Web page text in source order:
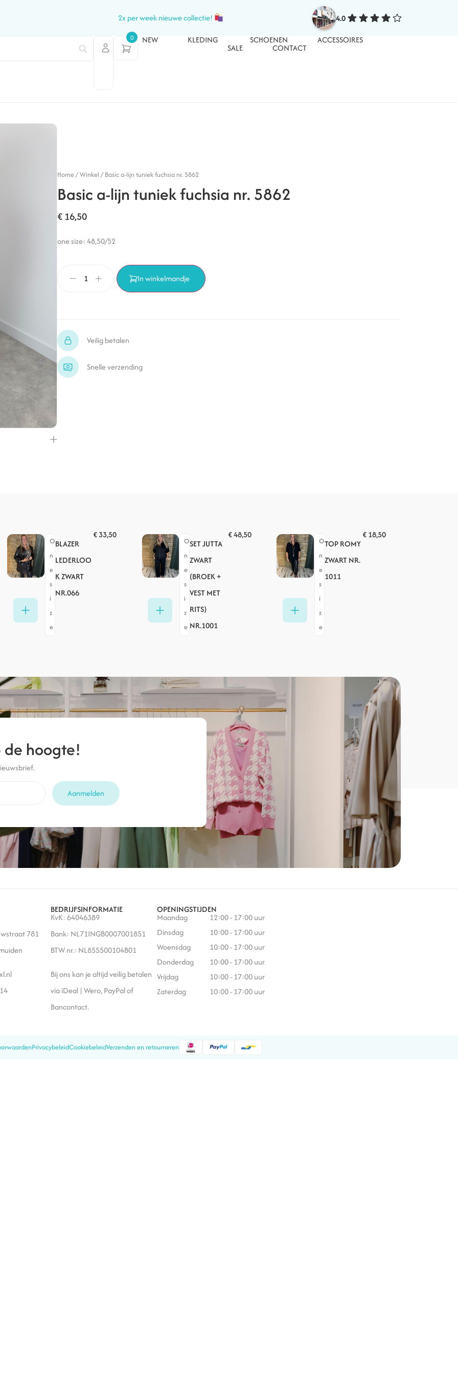
2x per week nieuwe collectie! 4.0
0 NEW KLEDING SCHOENEN ACCESSOIRES
SALE CONTACT
Home/Winkel/ Basic a-lijn tuniek fuchsia nr. 5862
Basic a-lijn tuniek fuchsia nr. 5862
€ 16,50
one size: 48,50/52
In winkelmandje
Veilig betalen
Snelle verzending
O
n
e
s
i
z
e
BLAZER
LEDERLOO
K ZWART
NR.066
€33,50
O
n
e
s
i
z
e
SET JUTTA
ZWART
(BROEK +
VEST MET
RITS)
NR.1001
€48,50
O
n
e
s
i
z
e
TOP ROMY
ZWART NR.
1011
€18,50
de hoogte!
Aanmelden
781
BEDRIJFSINFORMATIE
KvK: 64046389
Bank: NL71INGB0007001851
BTW nr.: NL855500104B01
Bij ons kan je altijd veilig betalen
via iDeal | Wero, PayPal of
Bancontact.
OPENINGSTIJDEN
Maandag
12:00 - 17:00 uur
Dinsdag
10:00 - 17:00 uur
Woensdag
10:00 - 17:00 uur
Donderdag
10:00 - 17:00 uur
Vrijdag
10:00 - 17:00 uur
Zaterdag
10:00 - 17:00 uur
PrivacybeleidCookiebeleidVerzenden en retourneren